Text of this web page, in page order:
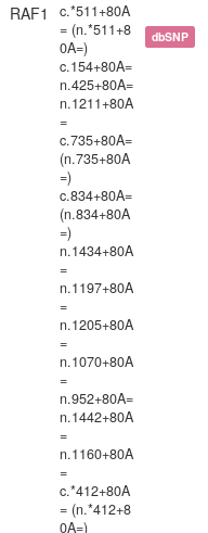
RAF1
c.*511+80A
= (n.*511+8
0A=)
c.154+80A=
n.425+80A=
n.1211+80A
=
c.735+80A=
(n.735+80A
=)
c.834+80A=
(n.834+80A
=)
n.1434+80A
=
n.1197+80A
=
n.1205+80A
=
n.1070+80A
=
n.952+80A=
n.1442+80A
=
n.1160+80A
=
c.*412+80A
= (n.*412+8
0A=)
dbSNP